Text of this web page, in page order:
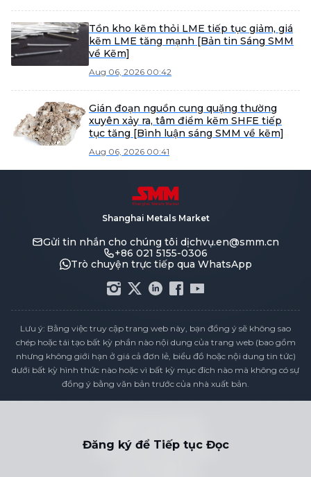
Tồn kho kẽm thỏi LME tiếp tục giảm, giá
kẽm LME tăng mạnh [Bản tin Sáng SMM
về Kẽm]
Aug 06, 2026 00:42
Gián đoạn nguồn cung quặng thường
xuyên xảy ra, tâm điểm kẽm SHFE tiếp
tục tăng [Bình luận sáng SMM về kẽm]
Aug 06, 2026 00:41
Đăng ký để Tiếp tục Đọc
Shanghai Metals Market
Gửi tin nhắn cho chúng tôi dịchvụ.en@smm.cn
+86 021 5155-0306
Trò chuyện trực tiếp qua WhatsApp
Lưu ý: Bằng việc truy cập trang web này, bạn đồng ý sẽ không sao
chép hoặc tái tạo bất kỳ phần nào nội dung của trang web (bao gồm
nhưng không giới hạn ở giá cả đơn lẻ, biểu đồ hoặc nội dung tin tức)
dưới bất kỳ hình thức nào hoặc vì bất kỳ mục đích nào mà không có sự
đồng ý bằng văn bản trước của nhà xuất bản.
Chính sách Bảo mật
Điều khoản & Điều kiện